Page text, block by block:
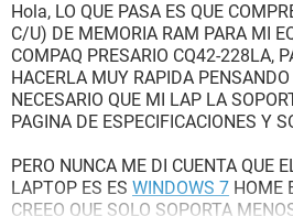
Hola, LO QUE PASA ES QUE
C/U) DE MEMORIA RAM PARA MI
COMPAQ PRESARIO CQ42-228LA,
HACERLA MUY RAPIDA PENSANDO
NECESARIO QUE MI LAP LA
PAGINA DE ESPECIFICACIONES Y
PERO NUNCA ME DI CUENTA QUE
LAPTOP ES ES WINDOWS 7 HOME
CREEO QUE SOLO SOPORTA